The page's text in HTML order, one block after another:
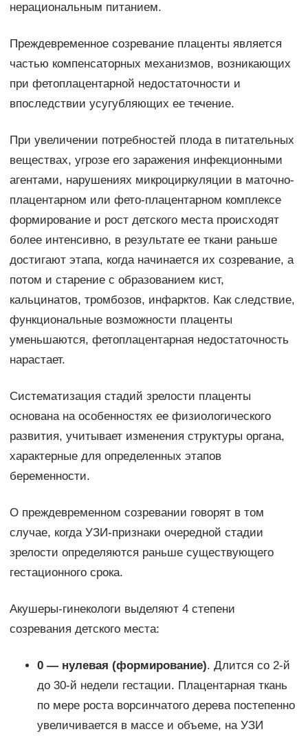
нерациональным питанием.
Преждевременное созревание плаценты является
частью компенсаторных механизмов, возникающих
при фетоплацентарной недостаточности и
впоследствии усугубляющих ее течение.
При увеличении потребностей плода в питательных
веществах, угрозе его заражения инфекционными
агентами, нарушениях микроциркуляции в маточно-
плацентарном или фето-плацентарном комплексе
формирование и рост детского места происходят
более интенсивно, в результате ее ткани раньше
достигают этапа, когда начинается их созревание, а
потом и старение с образованием кист,
кальцинатов, тромбозов, инфарктов. Как следствие,
функциональные возможности плаценты
уменьшаются, фетоплацентарная недостаточность
нарастает.
Систематизация стадий зрелости плаценты
основана на особенностях ее физиологического
развития, учитывает изменения структуры органа,
характерные для определенных этапов
беременности.
О преждевременном созревании говорят в том
случае, когда УЗИ-признаки очередной стадии
зрелости определяются раньше существующего
гестационного срока.
Акушеры-гинекологи выделяют 4 степени
созревания детского места:
0 — нулевая (формирование). Длится со 2-й
до 30-й недели гестации. Плацентарная ткань
по мере роста ворсинчатого дерева постепенно
увеличивается в массе и объеме, на УЗИ